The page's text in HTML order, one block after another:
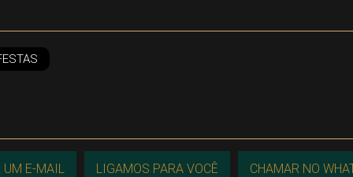
UM E-MAIL LIGAMOS PARA VOCÊ CHAMAR NO